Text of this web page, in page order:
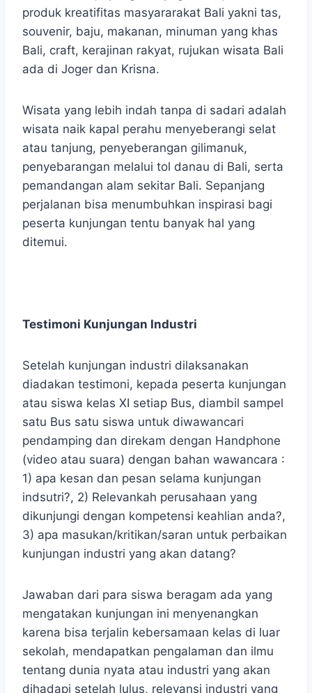
produk kreatifitas masyararakat Bali yakni tas,
souvenir, baju, makanan, minuman yang khas
Bali, craft, kerajinan rakyat, rujukan wisata Bali
ada di Joger dan Krisna.
Wisata yang lebih indah tanpa di sadari adalah
wisata naik kapal perahu menyeberangi selat
atau tanjung, penyeberangan gilimanuk,
penyebarangan melalui tol danau di Bali, serta
pemandangan alam sekitar Bali. Sepanjang
perjalanan bisa menumbuhkan inspirasi bagi
peserta kunjungan tentu banyak hal yang
ditemui.
Testimoni Kunjungan Industri
Setelah kunjungan industri dilaksanakan
diadakan testimoni, kepada peserta kunjungan
atau siswa kelas XI setiap Bus, diambil sampel
satu Bus satu siswa untuk diwawancari
pendamping dan direkam dengan Handphone
(video atau suara) dengan bahan wawancara :
1) apa kesan dan pesan selama kunjungan
indsutri?, 2) Relevankah perusahaan yang
dikunjungi dengan kompetensi keahlian anda?,
3) apa masukan/kritikan/saran untuk perbaikan
kunjungan industri yang akan datang?
Jawaban dari para siswa beragam ada yang
mengatakan kunjungan ini menyenangkan
karena bisa terjalin kebersamaan kelas di luar
sekolah, mendapatkan pengalaman dan ilmu
tentang dunia nyata atau industri yang akan
dihadapi setelah lulus, relevansi industri yang